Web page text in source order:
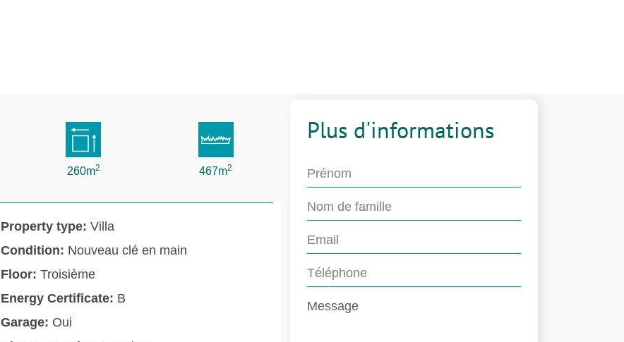
260m2 467m2
Property type: Villa
Condition: Nouveau clé en main
Floor: Troisième
Energy Certificate: B
Garage: Oui
Plus d'informations